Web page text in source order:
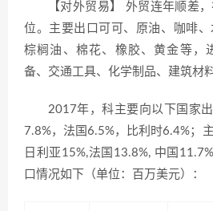
【对外贸易】 外贸连年顺差
位。主要出口可可、原油、咖啡、
棕榈油、棉花、橡胶、黄金等，
备、交通工具、化学制品、建筑材
2017年，科主要向以下国家
7.8%，法国6.5%，比利时6.4%；
日利亚15%,法国13.8%, 中国
口情况如下（单位：百万美元）：